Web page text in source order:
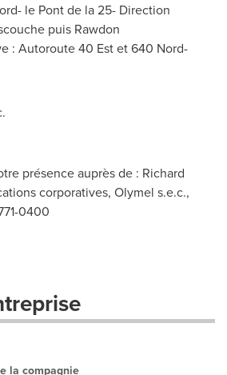
le Pont de la25- Direction
puis Rawdon
: Autoroute 40 Est et 640 Nord-
présence auprès de : Richard
corporatives, Olymel s.e.c.,
0400
la compagnie